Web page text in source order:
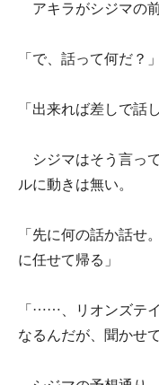
アキラがシジマの前
「で、話って何だ？」
「出来れば差しで話
シジマはそう言っ
ルに動きは無い。
「先に何の話か話せ
に任せて帰る」
「……、リオンズテ
なるんだが、聞かせ